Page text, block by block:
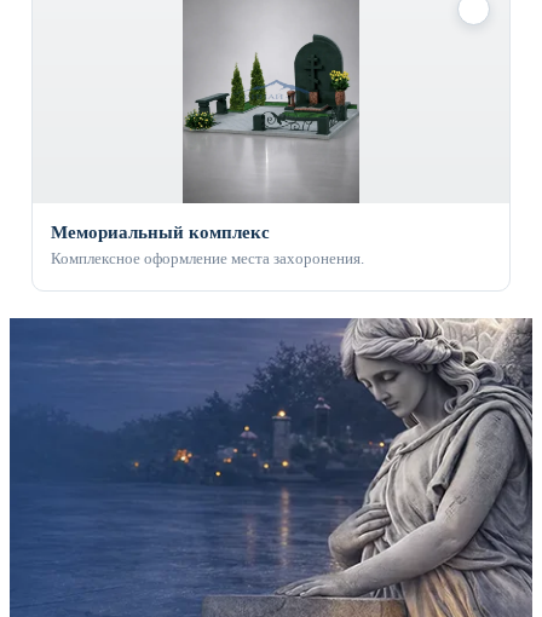
Мемориальный комплекс
Комплексное оформление места захоронения.